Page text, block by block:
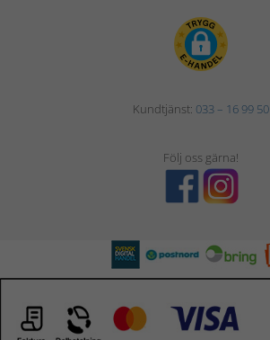
Kundtjänst: 033 – 16 99 50
Följ oss gärna!